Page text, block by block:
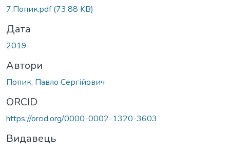
7.Попик.pdf(73,88 KB)
Дата
2019
Автори
Попик, Павло Сергійович
ORCID
https://orcid.org/0000-0002-1320-3603
Видавець